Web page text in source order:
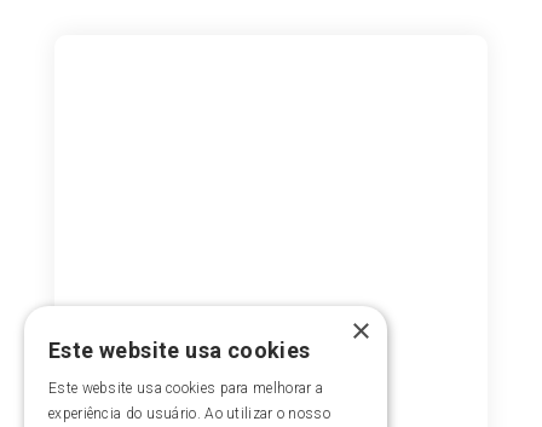
×
Este website usa cookies
Este website usa cookies para melhorar a
experiência do usuário. Ao utilizar o nosso